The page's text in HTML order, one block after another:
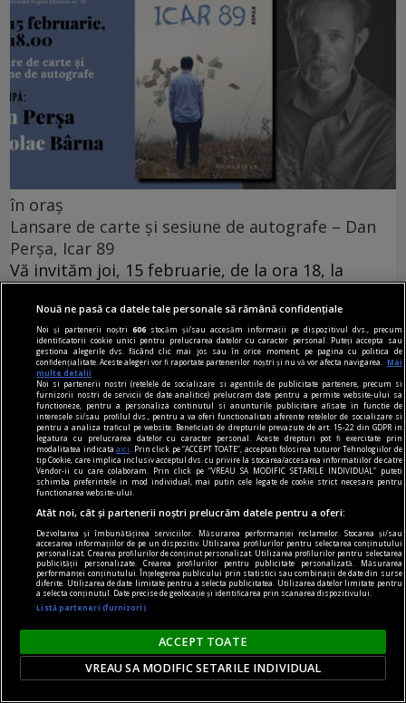
în oraș
Lansare de carte și sesiune de autografe – Dan
Perșa, Icar 89
Vă invităm joi, 15 februarie, de la ora 18, la
Elisabeta nr. 38), la o întâlnire cu Dan Perșa,
autorul romanului Icar 89, publicat în colecția de
literatură contemporană a Editurii Humanitas.
pentru poezie
Sfidarea convențiilor
O. Nimigean nu doar acordă cititorului acces la
Nouă ne pasă ca datele tale personale să rămână confidențiale
Noi și partenerii noștri606 stocăm și/sau accesăm informații pe dispozitivul dvs., precum
identificatorii cookie unici pentru prelucrarea datelor cu caracter personal. Puteți accepta sau
gestiona alegerile dvs. făcând clic mai jos sau în orice moment, pe pagina cu politica de
confidențialitate. Aceste alegeri vor fi raportate partenerilor noștri și nu vă vor afecta navigarea.
Mai
multe detalii
Noi si partenerii nostri (retelele de socializare si agentiile de publicitate partenere, precum si
furnizorii nostri de servicii de date analitice) prelucram date pentru a permite website-ului sa
functioneze, pentru a personaliza continutul si anunturile publicitare afisate in functie de
interesele si/sau profilul dvs., pentru a va oferi functionalitati aferente retelelor de socializare si
pentru a analiza traficul pe website. Beneficiati de drepturile prevazute de art. 15-22 din GDPR in
legatura cu prelucrarea datelor cu caracter personal. Aceste drepturi pot fi exercitate prin
modalitatea indicataaici
. Prin click pe “ACCEPT TOATE”, acceptati folosirea tuturor Tehnologiilor de
tip Cookie, care implica inclusiv acceptul dvs. cu privire la stocarea/accesarea informatiilor de catre
Vendor-ii cu care colaboram. Prin click pe “VREAU SA MODIFIC SETARILE INDIVIDUAL” puteti
schimba preferintele in mod individual, mai putin cele legate de cookie strict necesare pentru
functionarea website-ului.
Atât noi, cât și partenerii noștri prelucrăm datele pentru a oferi:
Dezvoltarea și îmbunătățirea serviciilor. Măsurarea performanței reclamelor. Stocarea și/sau
accesarea informațiilor de pe un dispozitiv. Utilizarea profilurilor pentru selectarea conținutului
personalizat. Crearea profilurilor de conținut personalizat. Utilizarea profilurilor pentru selectarea
publicității personalizate. Crearea profilurilor pentru publicitate personalizată. Măsurarea
performanței conținutului. Înțelegerea publicului prin statistici sau combinații de date din surse
diferite. Utilizarea de date limitate pentru a selecta publicitatea. Utilizarea datelor limitate pentru
a selecta conținutul. Date precise de geolocație și identificarea prin scanarea dispozitivului.
Listă parteneri (furnizori)
ACCEPT TOATE
VREAU SA MODIFIC SETARILE INDIVIDUAL